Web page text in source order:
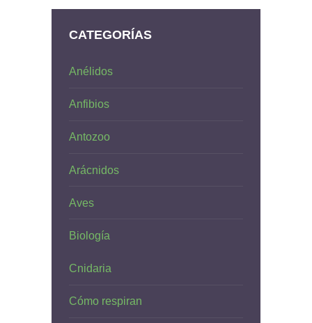
CATEGORÍAS
Anélidos
Anfibios
Antozoo
Arácnidos
Aves
Biología
Cnidaria
Cómo respiran